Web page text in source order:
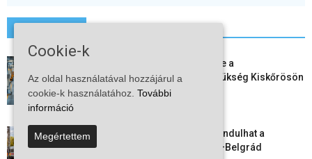
Aktuális állásajánlatok: ezekre a
munkavállalókra van most szükség Kiskőrösön
és a...
Vitézy Dávid: már ősszel újraindulhat a
személyszállítás a Budapest–Belgrád
Cookie-k
Az oldal használatával hozzájárul a
cookie-k használatához. További
információ
Megértettem